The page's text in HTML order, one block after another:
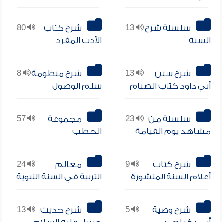
13
سلسلة شرح
السنة
80
شرح كتاب
الأدب المفرد
13
شرح سنن
أبي داود كتاب الصيام
8
شرح منظومة
سلم الوصول
23
سلسلة من
مشاهد يوم القيامة
57
مجموعة
الخطب
9
شرح كتاب
أعلام السنة المنشورة
24
معالم
التربية في السنة النبوية
5
شرح وصية
13
شرح حديث